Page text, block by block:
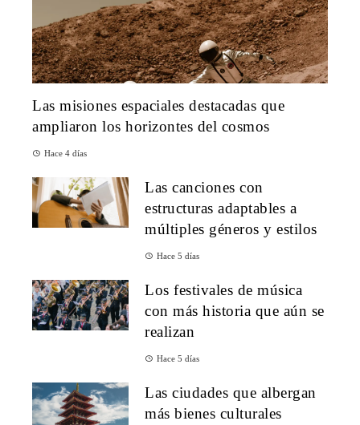
Las misiones espaciales destacadas que
ampliaron los horizontes del cosmos
Hace 4 días
Las canciones con
estructuras adaptables a
múltiples géneros y estilos
Hace 5 días
Los festivales de música
con más historia que aún se
realizan
Hace 5 días
Las ciudades que albergan
más bienes culturales